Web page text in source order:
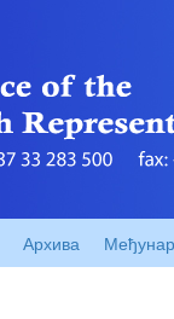
Архива